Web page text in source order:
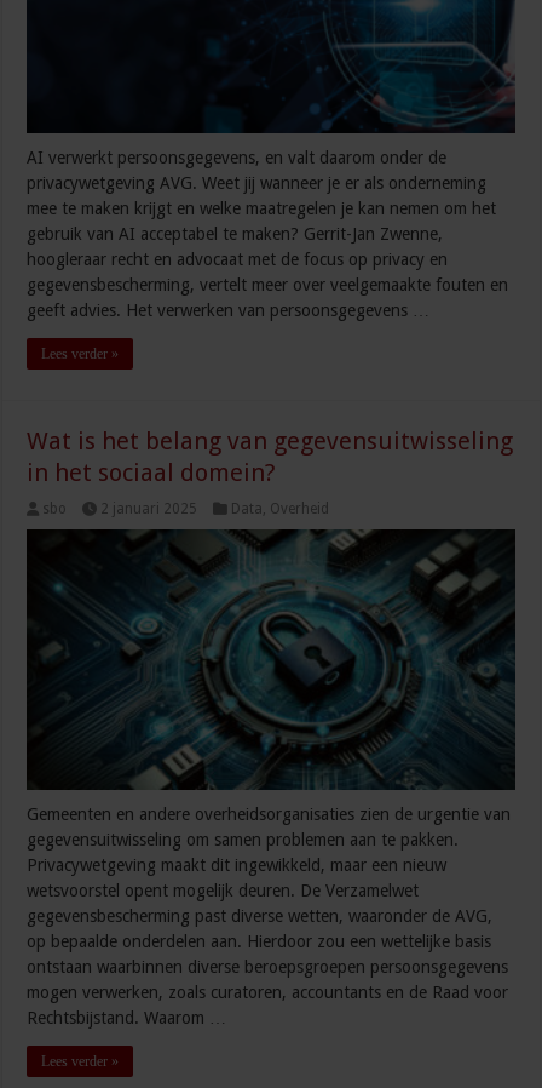
AI verwerkt persoonsgegevens, en valt daarom onder de
privacywetgeving AVG. Weet jij wanneer je er als onderneming
mee te maken krijgt en welke maatregelen je kan nemen om het
gebruik van AI acceptabel te maken? Gerrit-Jan Zwenne,
hoogleraar recht en advocaat met de focus op privacy en
gegevensbescherming, vertelt meer over veelgemaakte fouten en
geeft advies. Het verwerken van persoonsgegevens …
Lees verder »
Wat is het belang van gegevensuitwisseling
in het sociaal domein?
sbo 2 januari 2025 Data, Overheid
Gemeenten en andere overheidsorganisaties zien de urgentie van
gegevensuitwisseling om samen problemen aan te pakken.
Privacywetgeving maakt dit ingewikkeld, maar een nieuw
wetsvoorstel opent mogelijk deuren. De Verzamelwet
gegevensbescherming past diverse wetten, waaronder de AVG,
op bepaalde onderdelen aan. Hierdoor zou een wettelijke basis
ontstaan waarbinnen diverse beroepsgroepen persoonsgegevens
mogen verwerken, zoals curatoren, accountants en de Raad voor
Rechtsbijstand. Waarom …
Lees verder »